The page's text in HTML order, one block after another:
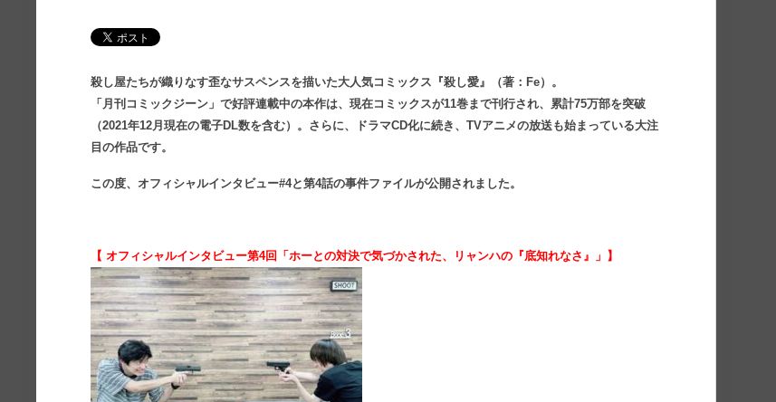
殺し屋たちが織りなす歪なサスペンスを描いた大人気コミックス『殺し愛』（著：Fe）。
「月刊コミックジーン」で好評連載中の本作は、現在コミックスが11巻まで刊行され、累計75万部を突破
（2021年12月現在の電子DL数を含む）。さらに、ドラマCD化に続き、TVアニメの放送も始まっている大注
目の作品です。
この度、オフィシャルインタビュー#4と第4話の事件ファイルが公開されました。
【 オフィシャルインタビュー第4回「ホーとの対決で気づかされた、リャンハの『底知れなさ』」】